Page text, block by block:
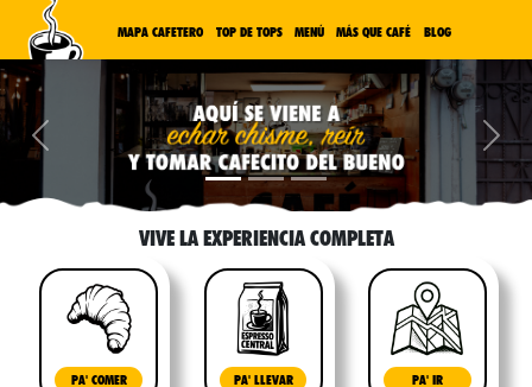
MAPA CAFETERO TOP DE TOPS MENÚ MÁS QUE CAFÉ BLOG
Previous Next
VIVE LA EXPERIENCIA COMPLETA
PA' COMER PA' LLEVAR PA' IR